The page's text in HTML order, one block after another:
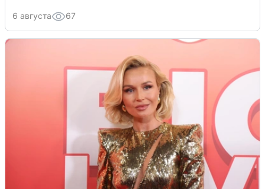
6 августа 67